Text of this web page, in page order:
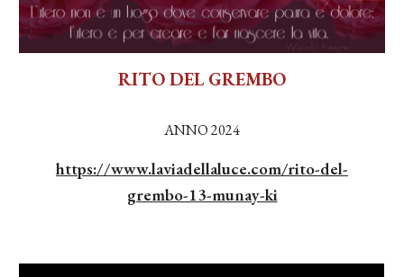
RITO DEL GREMBO
ANNO 2024
https://www.laviadellaluce.com/rito-del-
grembo-13-munay-ki